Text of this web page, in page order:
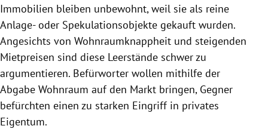
Immobilien bleiben unbewohnt, weil sie als reine
Anlage- oder Spekulationsobjekte gekauft wurden.
Angesichts von Wohnraumknappheit und steigenden
Mietpreisen sind diese Leerstände schwer zu
argumentieren. Befürworter wollen mithilfe der
Abgabe Wohnraum auf den Markt bringen, Gegner
befürchten einen zu starken Eingriff in privates
Eigentum.